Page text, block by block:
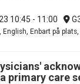
10:45 - 11:00
English, Enbart på
primary care